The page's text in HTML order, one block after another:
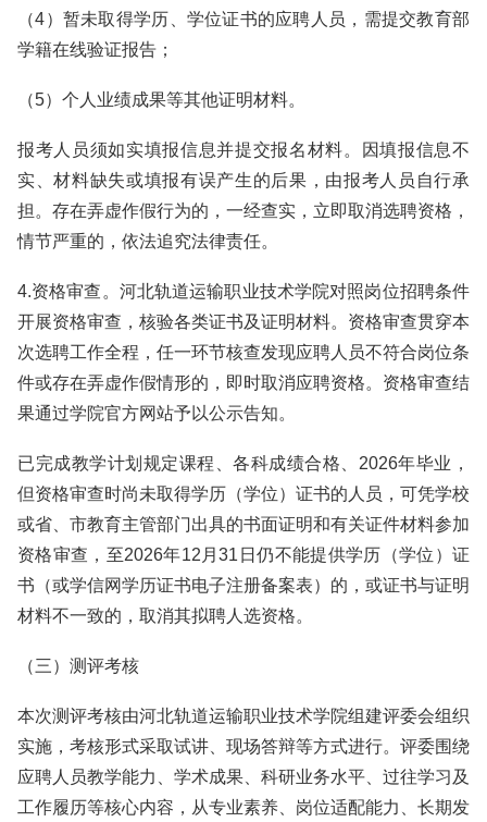
（4）暂未取得学历、学位证书的应聘人员，需提交教育部
学籍在线验证报告；
（5）个人业绩成果等其他证明材料。
报考人员须如实填报信息并提交报名材料。因填报信息不
实、材料缺失或填报有误产生的后果，由报考人员自行承
担。存在弄虚作假行为的，一经查实，立即取消选聘资格，
情节严重的，依法追究法律责任。
4.资格审查。河北轨道运输职业技术学院对照岗位招聘条件
开展资格审查，核验各类证书及证明材料。资格审查贯穿本
次选聘工作全程，任一环节核查发现应聘人员不符合岗位条
件或存在弄虚作假情形的，即时取消应聘资格。资格审查结
果通过学院官方网站予以公示告知。
已完成教学计划规定课程、各科成绩合格、2026年毕业，
但资格审查时尚未取得学历（学位）证书的人员，可凭学校
或省、市教育主管部门出具的书面证明和有关证件材料参加
资格审查，至2026年12月31日仍不能提供学历（学位）证
书（或学信网学历证书电子注册备案表）的，或证书与证明
材料不一致的，取消其拟聘人选资格。
（三）测评考核
本次测评考核由河北轨道运输职业技术学院组建评委会组织
实施，考核形式采取试讲、现场答辩等方式进行。评委围绕
应聘人员教学能力、学术成果、科研业务水平、过往学习及
工作履历等核心内容，从专业素养、岗位适配能力、长期发